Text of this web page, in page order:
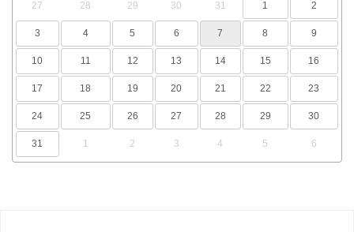
27 28 29 30 31 1 2
3 4 5 6 7 8 9
10 11 12 13 14 15 16
17 18 19 20 21 22 23
24 25 26 27 28 29 30
31 1 2 3 4 5 6